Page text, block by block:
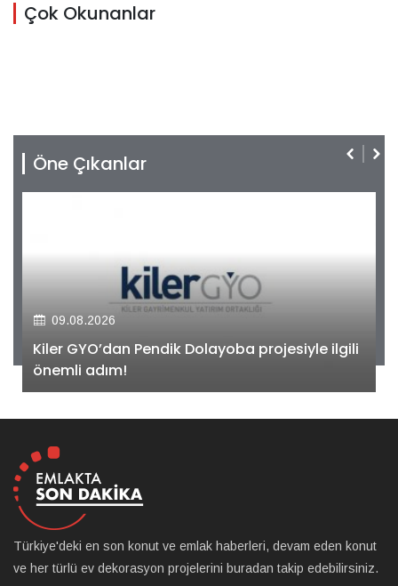
Çok Okunanlar
Öne Çıkanlar
09.08.2026
Kiler GYO’dan Pendik Dolayoba projesiyle ilgili
önemli adım!
Türkiye'deki en son konut ve emlak haberleri, devam eden konut
ve her türlü ev dekorasyon projelerini buradan takip edebilirsiniz.